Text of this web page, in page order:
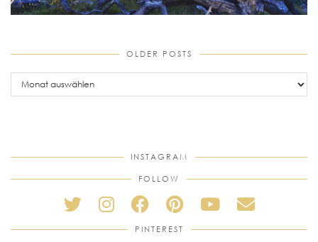
OLDER POSTS
older
posts
INSTAGRAM
FOLLOW
PINTEREST